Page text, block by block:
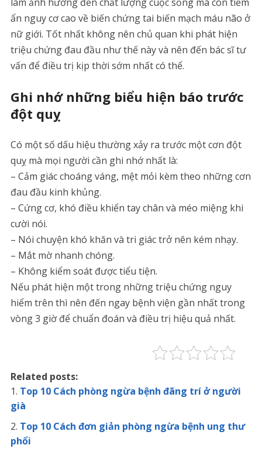
ẩn nguy cơ cao về biến chứng tai biến mạch máu não ở
nữ giới. Tốt nhất không nên chủ quan khi phát hiện
triệu chứng đau đầu như thế này và nên đến bác sĩ tư
vấn để điều trị kịp thời sớm nhất có thể.
Ghi nhớ những biểu hiện báo trước
đột quỵ
Có một số dấu hiệu thường xảy ra trước một cơn đột
quỵ mà mọi người cần ghi nhớ nhất là:
– Cảm giác choáng váng, mệt mỏi kèm theo những cơn
đau đầu kinh khủng.
– Cứng cơ, khó điều khiển tay chân và méo miệng khi
cười nói.
– Nói chuyện khó khăn và tri giác trở nên kém nhạy.
– Mắt mờ nhanh chóng.
– Không kiểm soát được tiểu tiện.
Nếu phát hiện một trong những triệu chứng nguy
hiểm trên thì nên đến ngay bệnh viện gần nhất trong
vòng 3 giờ để chuẩn đoán và điều trị hiệu quả nhất.
Related posts:
Top 10 Cách phòng ngừa bệnh đãng trí ở người
già
Top 10 Cách đơn giản phòng ngừa bệnh ung thư
phổi